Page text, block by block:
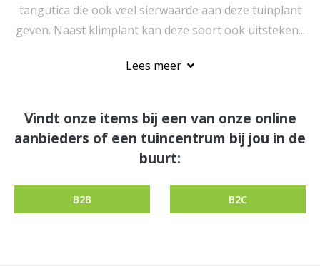
tangutica die ook veel sierwaarde aan deze tuinplant
geven. Naast klimplant kan deze soort ook uitsteken...
Lees meer
Vindt onze items bij een van onze online
aanbieders of een tuincentrum bij jou in de
buurt:
B2B B2C